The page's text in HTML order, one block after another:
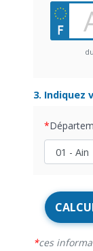
3. Indiquez
ces